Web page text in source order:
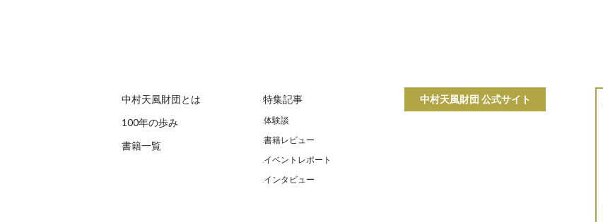
中村天風財団とは
100年の歩み
書籍一覧
特集記事
体験談
書籍レビュー
イベントレポート
インタビュー
中村天風財団 公式サイト